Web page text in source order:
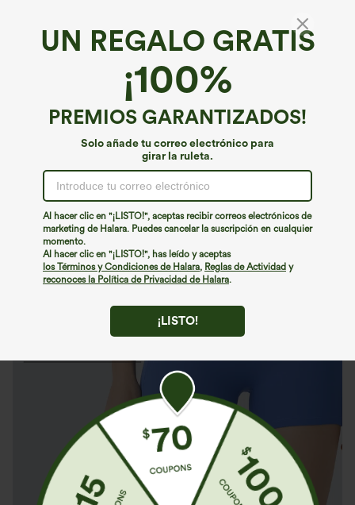
UN REGALO GRATIS
¡100%
PREMIOS GARANTIZADOS!
Solo añade tu correo electrónico para
girar la ruleta.
Al hacer clic en "¡LISTO!", aceptas recibir correos electrónicos de
marketing de Halara. Puedes cancelar la suscripción en cualquier
momento.
Al hacer clic en "¡LISTO!", has leído y aceptas
los Términos y Condiciones de Halara, Reglas de Actividad y
reconoces la Política de Privacidad de Halara.
¡LISTO!
SoftlyZero™*
SoftlyZero™ shorts tipo biker para yoga de
talle alto con cintura cruzada, bolsillos y
efecto antideslizante, 3''
5 )
€8,95 EUR